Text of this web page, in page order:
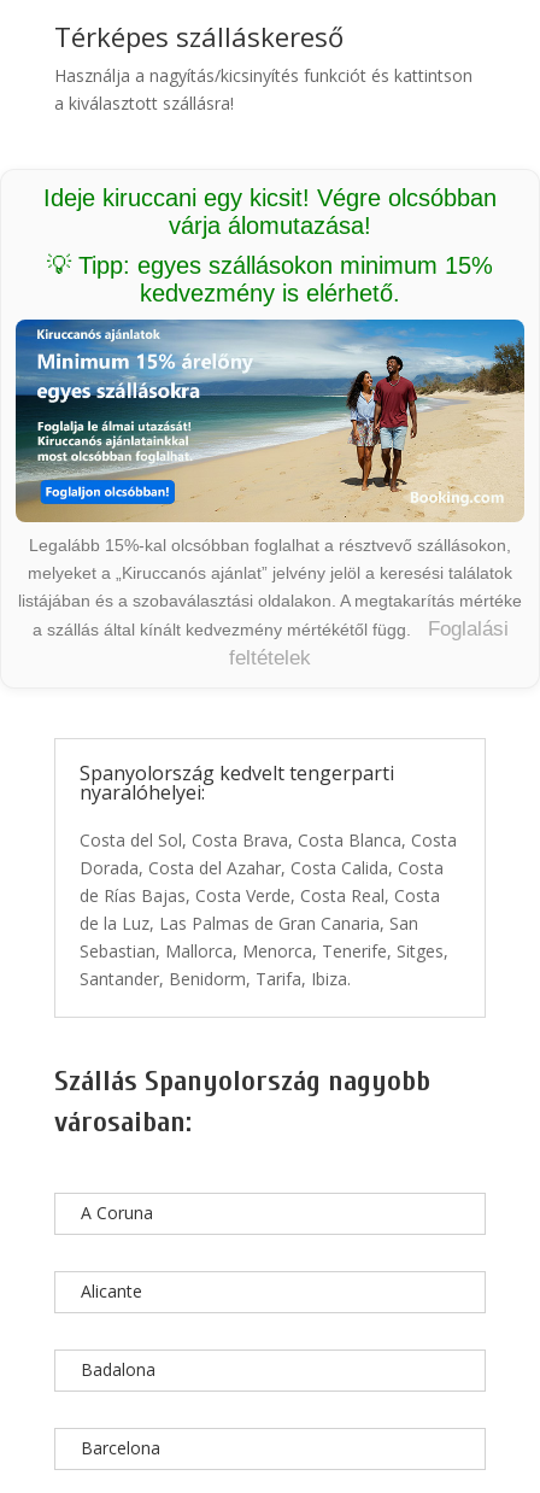
Térképes szálláskereső
Használja a nagyítás/kicsinyítés funkciót és kattintson
a kiválasztott szállásra!
Ideje kiruccani egy kicsit! Végre olcsóbban
várja álomutazása!
💡 Tipp: egyes szállásokon minimum 15%
kedvezmény is elérhető.
Legalább 15%-kal olcsóbban foglalhat a résztvevő szállásokon,
melyeket a „Kiruccanós ajánlat” jelvény jelöl a keresési találatok
listájában és a szobaválasztási oldalakon. A megtakarítás mértéke
a szállás által kínált kedvezmény mértékétől függ.
Foglalási
feltételek
Spanyolország kedvelt tengerparti
nyaralóhelyei:
Costa del Sol, Costa Brava, Costa Blanca, Costa
Dorada, Costa del Azahar, Costa Calida, Costa
de Rías Bajas, Costa Verde, Costa Real, Costa
de la Luz, Las Palmas de Gran Canaria, San
Sebastian, Mallorca, Menorca, Tenerife, Sitges,
Santander, Benidorm, Tarifa, Ibiza.
Szállás Spanyolország nagyobb
városaiban:
A Coruna
Alicante
Badalona
Barcelona